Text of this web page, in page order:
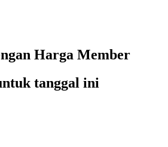
Harga Member
tanggal ini